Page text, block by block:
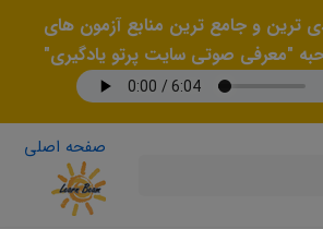
ترین و جامع ترین منابع آزمون های
"معرفی صوتی سایت پرتو یادگیری"
صفحه اصلی